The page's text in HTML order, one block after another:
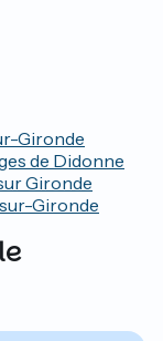
Gironde
de Didonne
Gironde
Gironde